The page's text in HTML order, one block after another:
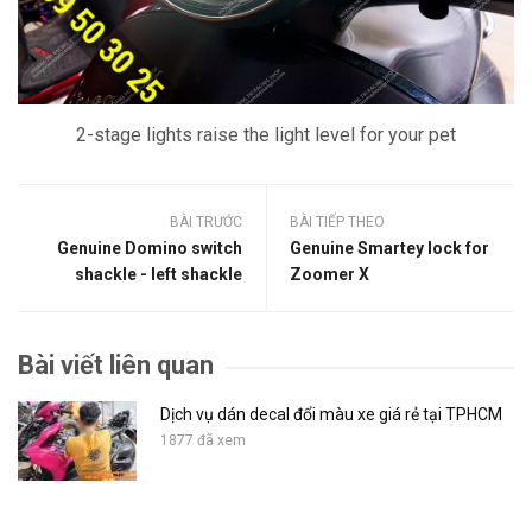
2-stage lights raise the light level for your pet
BÀI TRƯỚC
Genuine Domino switch
shackle - left shackle
BÀI TIẾP THEO
Genuine Smartey lock for
Zoomer X
Bài viết liên quan
Dịch vụ dán decal đổi màu xe giá rẻ tại TPHCM
1877 đã xem